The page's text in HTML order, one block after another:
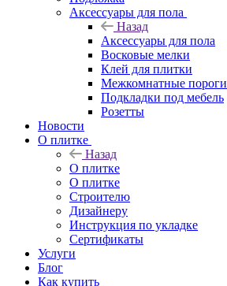
Аксессуары для пола
Назад
Аксессуары для пола
Восковые мелки
Клей для плитки
Межкомнатные пороги
Подкладки под мебель
Розетты
Новости
О плитке
Назад
О плитке
О плитке
Строителю
Дизайнеру
Инструкция по укладке
Сертификаты
Услуги
Блог
Как купить